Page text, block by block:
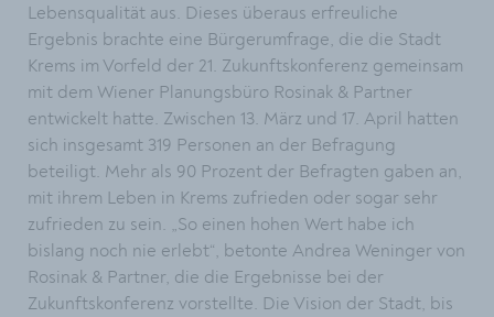
Lebensqualität aus. Dieses überaus erfreuliche
Ergebnis brachte eine Bürgerumfrage, die die Stadt
Krems im Vorfeld der 21. Zukunftskonferenz gemeinsam
mit dem Wiener Planungsbüro Rosinak & Partner
entwickelt hatte. Zwischen 13. März und 17. April hatten
sich insgesamt 319 Personen an der Befragung
beteiligt. Mehr als 90 Prozent der Befragten gaben an,
mit ihrem Leben in Krems zufrieden oder sogar sehr
zufrieden zu sein. „So einen hohen Wert habe ich
bislang noch nie erlebt“, betonte Andrea Weninger von
Rosinak & Partner, die die Ergebnisse bei der
Zukunftskonferenz vorstellte. Die Vision der Stadt, bis